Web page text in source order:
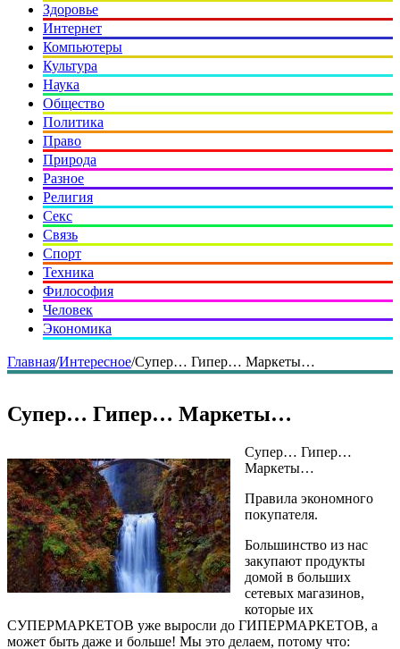
Здоровье
Интернет
Компьютеры
Культура
Наука
Общество
Политика
Право
Природа
Разное
Религия
Секс
Связь
Спорт
Техника
Философия
Человек
Экономика
Главная/Интересное/Супер… Гипер… Маркеты…
Супер… Гипер… Маркеты…
Супер… Гипер…
Маркеты…
Правила экономного
покупателя.
Большинство из нас
закупают продукты
домой в больших
сетевых магазинов,
которые их
СУПЕРМАРКЕТОВ уже выросли до ГИПЕРМАРКЕТОВ, а
может быть даже и больше! Мы это делаем, потому что: